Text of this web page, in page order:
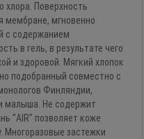
хлора. Поверхность
мембране, мгновенно
с содержанием
в гель, в результате чего
и здоровой. Мягкий хлопок
подобранный совместно с
Финляндии,
малыша. Не содержит
"AIR" позволяет коже
Многоразовые застежки